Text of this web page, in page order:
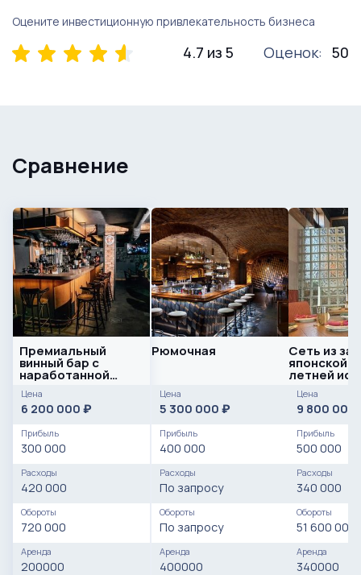
Оцените инвестиционную привлекательность бизнеса
4.7 из 5 Оценок: 50
Сравнение
Премиальный
винный бар с
наработанной
базой клиентов
Цена
6 200 000 ₽
Прибыль
300 000
Расходы
420 000
Обороты
720 000
Аренда
200000
Рюмочная
Цена
5 300 000 ₽
Прибыль
400 000
Расходы
По запросу
Обороты
По запросу
Аренда
400000
Сеть из
японской
летней
Цена
9 800 000
Прибыль
500 000
Расходы
340 000
Обороты
51 600 000
Аренда
340000